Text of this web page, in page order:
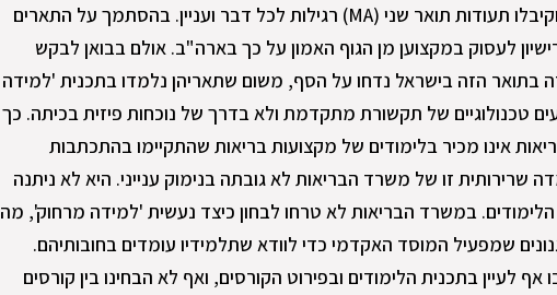
האוניברסיטאות הללו וקיבלו תעודות תואר שני (MA) רגילות לכל דבר ועניין. בהסתמך על התארים
לעסוק במקצוען מן הגוף האמון על כך בארה"ב. אולם בבואן לבקש
בתואר הזה בישראל נדחו על הסף, משום שתאריהן נלמדו בתכנית 'למידה
טכנולוגיים של תקשורת מתקדמת ולא בדרך של נוכחות פיזית בכיתה. כך
אינו מכיר בלימודים של מקצועות בריאות שהתקיימו בהתכתבות
שרירותית זו של משרד הבריאות לא גובתה בנימוק ענייני. היא לא ניתנה
במשרד הבריאות לא טרחו לבחון כיצד נעשית 'למידה מרחוק', מה
שמפעיל המוסד האקדמי כדי לוודא שתלמידיו עומדים בחובותיהם.
לעיין בתכנית הלימודים ובפירוט הקורסים, ואף לא הבחינו בין קורסים